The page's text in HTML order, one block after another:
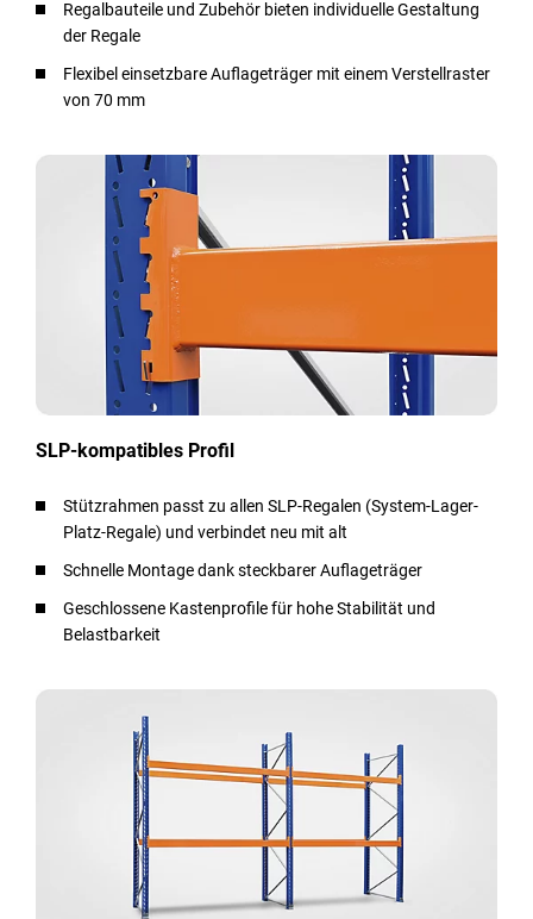
Regalbauteile und Zubehör bieten individuelle Gestaltung
der Regale
Flexibel einsetzbare Auflageträger mit einem Verstellraster
von 70 mm
SLP-kompatibles Profil
Stützrahmen passt zu allen SLP-Regalen (System-Lager-
Platz-Regale) und verbindet neu mit alt
Schnelle Montage dank steckbarer Auflageträger
Geschlossene Kastenprofile für hohe Stabilität und
Belastbarkeit